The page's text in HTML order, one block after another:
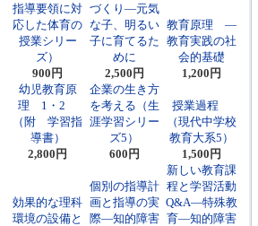
指導要領に対
応した体育の
授業シリー
ズ）
900円
づくり―元気
な子、明るい
子に育てるた
めに
2,500円
教育原理 ―
教育実践の社
会的基礎
1,200円
幼児教育原
理 1・2
（附 学習指
導書）
2,800円
企業の生き方
を考える（生
涯学習シリー
ズ5）
600円
授業過程
（現代中学校
教育大系5）
1,500円
効果的な理科
環境の設備と
個別の指導計
画と指導の実
際―知的障害
新しい教育課
程と学習活動
Q&A―特殊教
育―知的障害